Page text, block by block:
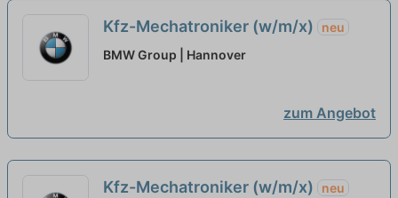
Kfz-Mechatroniker (w/m/x)
neu
BMW Group | Hannover
zum Angebot
Kfz-Mechatroniker (w/m/x)
neu